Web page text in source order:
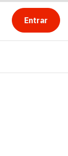
Entrar